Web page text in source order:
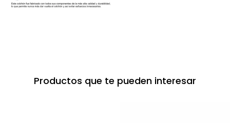
Productos que te pueden interesar